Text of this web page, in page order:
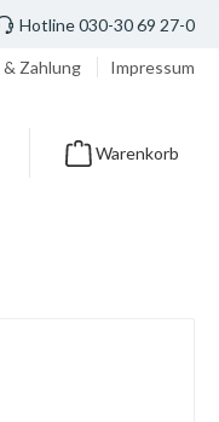
Hotline 030-30 69 27-0
Zahlung Impressum
Warenkorb